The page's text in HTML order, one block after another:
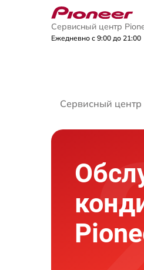
Сервисный центр
Ежедневно с 9:00 до 21:00
Сервисный центр